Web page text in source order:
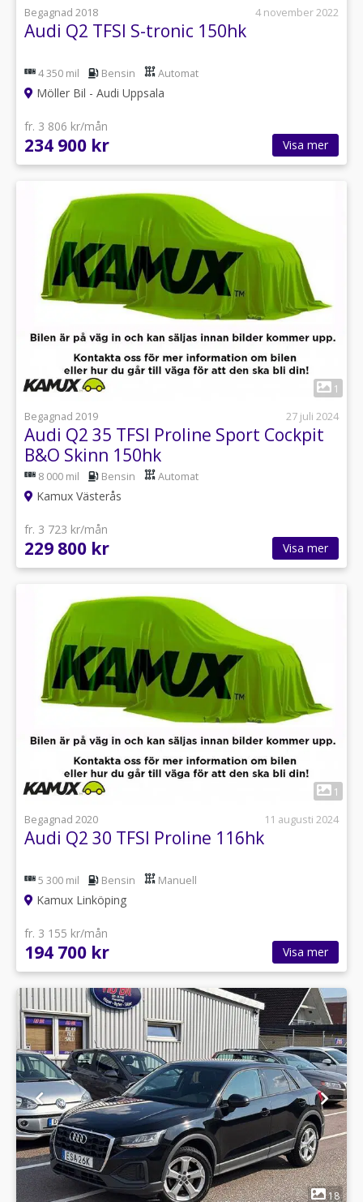
Begagnad 2018
4 november 2022
Audi Q2 TFSI S-tronic 150hk
4 350 mil Bensin Automat
Möller Bil - Audi Uppsala
fr. 3 806 kr/mån
234 900 kr Visa mer
1
Begagnad 2019
27 juli 2024
Audi Q2 35 TFSI Proline Sport Cockpit
B&O Skinn 150hk
8 000 mil Bensin Automat
Kamux Västerås
fr. 3 723 kr/mån
229 800 kr Visa mer
1
Begagnad 2020
11 augusti 2024
Audi Q2 30 TFSI Proline 116hk
5 300 mil Bensin Manuell
Kamux Linköping
fr. 3 155 kr/mån
194 700 kr Visa mer
1 18